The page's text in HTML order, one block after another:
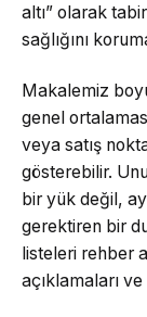
altı” olarak
sağlığını
Makalemiz
genel
veya satış
gösterebilir.
bir yük değil,
gerektiren bir
listeleri rehber
açıklamaları